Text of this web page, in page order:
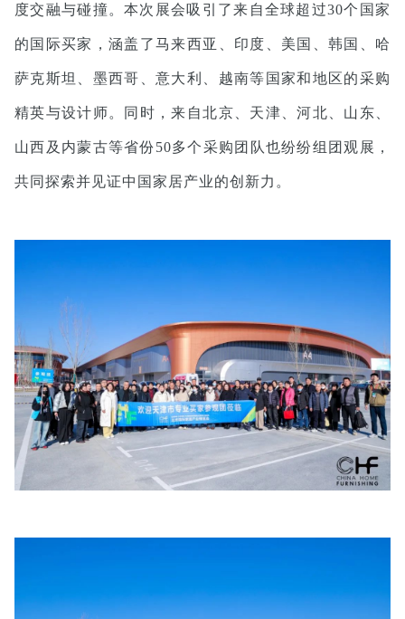
度交融与碰撞。本次展会吸引了来自全球超过30个国家
的国际买家，涵盖了马来西亚、印度、美国、韩国、哈
萨克斯坦、墨西哥、意大利、越南等国家和地区的采购
精英与设计师。同时，来自北京、天津、河北、山东、
山西及内蒙古等省份50多个采购团队也纷纷组团观展，
共同探索并见证中国家居产业的创新力。